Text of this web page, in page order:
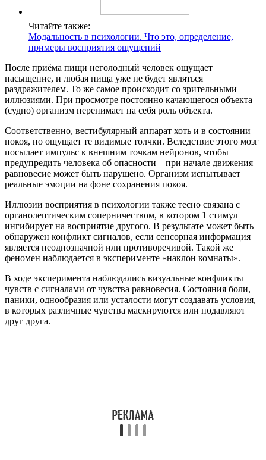
Читайте также:
Модальность в психологии. Что это, определение,
примеры восприятия ощущений
После приёма пищи неголодный человек ощущает
насыщение, и любая пища уже не будет являться
раздражителем. То же самое происходит со зрительными
иллюзиями. При просмотре постоянно качающегося объекта
(судно) организм перенимает на себя роль объекта.
Соответственно, вестибулярный аппарат хоть и в состоянии
покоя, но ощущает те видимые толчки. Вследствие этого мозг
посылает импульс к внешним точкам нейронов, чтобы
предупредить человека об опасности – при начале движения
равновесие может быть нарушено. Организм испытывает
реальные эмоции на фоне сохранения покоя.
Иллюзии восприятия в психологии также тесно связана с
органолептическим соперничеством, в котором 1 стимул
ингибирует на восприятие другого. В результате может быть
обнаружен конфликт сигналов, если сенсорная информация
является неоднозначной или противоречивой. Такой же
феномен наблюдается в эксперименте «наклон комнаты».
В ходе эксперимента наблюдались визуальные конфликты
чувств с сигналами от чувства равновесия. Состояния боли,
паники, однообразия или усталости могут создавать условия,
в которых различные чувства маскируются или подавляют
друг друга.